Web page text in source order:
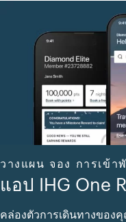
วางแผน จอง การเข้า
แอป IHG One
คล่องตัวการเดินทางของ